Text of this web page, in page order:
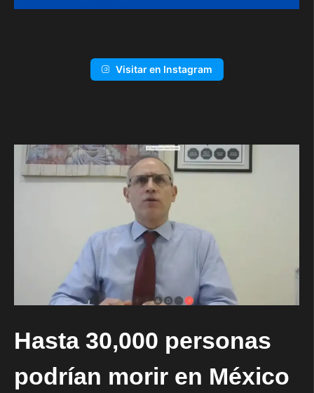
Visitar en Instagram
Hasta 30,000 personas
podrían morir en México